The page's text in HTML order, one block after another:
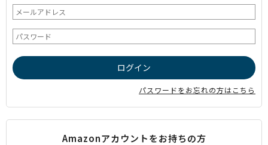
パスワードをお忘れの方はこちら
Amazonアカウントをお持ちの方